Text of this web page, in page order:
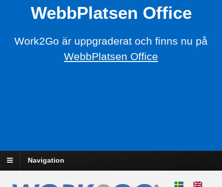
WebbPlatsen Office
Work2Go är uppgraderat och finns nu på
WebbPlatsen Office
Navigation